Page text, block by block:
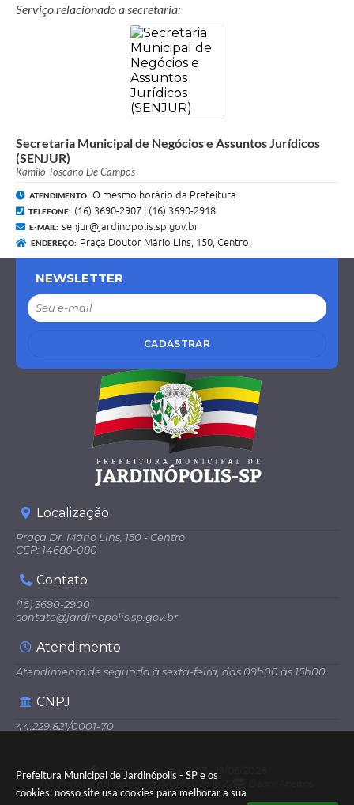
Prefeitura Municipal de Jardinópolis - SP e os
cookies: nosso site usa cookies para melhorar a sua
Serviço relacionado a secretaria:
Secretaria Municipal de Negócios e Assuntos Jurídicos
(SENJUR)
Kamilo Toscano De Campos
ATENDIMENTO: O mesmo horário da Prefeitura
TELEFONE: (16) 3690-2907 | (16) 3690-2918
E-MAIL: senjur@jardinopolis.sp.gov.br
ENDEREÇO: Praça Doutor Mário Lins, 150, Centro.
NEWSLETTER
CADASTRAR
Localização
Praça Dr. Mário Lins, 150 - Centro
CEP: 14680-080
Contato
(16) 3690-2900
contato@jardinopolis.sp.gov.br
Atendimento
Atendimento de segunda à sexta-feira, das 09h00 às 15h00
CNPJ
44.229.821/0001-70
Versão do Sistema: 3.5.3 - 19/06/2026
Portal atualizado em:
05/08/2026 16:22